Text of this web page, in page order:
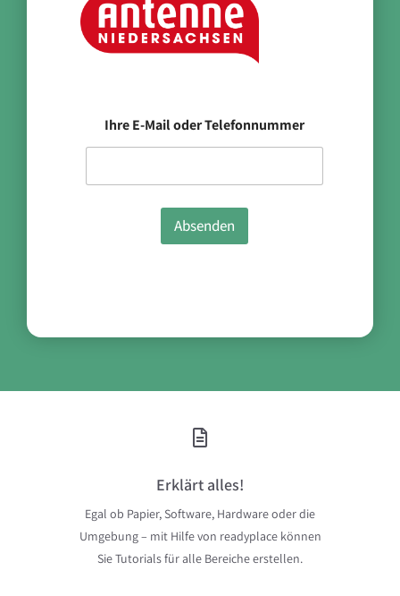
Ihre E-Mail oder Telefonnummer
Absenden
Erklärt alles!
Egal ob Papier, Software, Hardware oder die
Umgebung – mit Hilfe von readyplace können
Sie Tutorials für alle Bereiche erstellen.